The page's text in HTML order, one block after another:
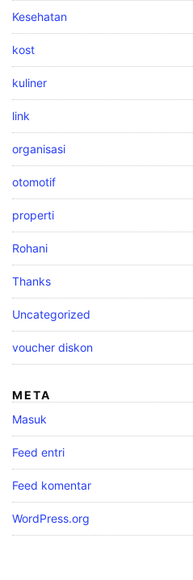
Kesehatan
kost
kuliner
link
organisasi
otomotif
properti
Rohani
Thanks
Uncategorized
voucher diskon
META
Masuk
Feed entri
Feed komentar
WordPress.org